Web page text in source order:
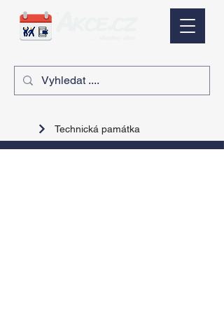
Technická památka